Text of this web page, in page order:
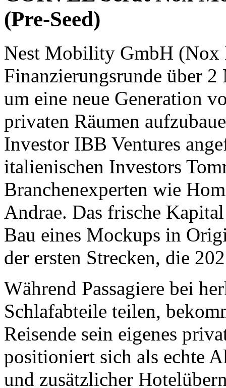
(Pre-Seed)
Nest Mobility GmbH (Nox
Finanzierungsrunde über
um eine neue Generation
privaten Räumen
Investor IBB Ventures
italienischen Investors
Branchenexperten wie
Andrae. Das frische
Bau eines Mockups in
der ersten Strecken, die
Während Passagiere bei
Schlafabteile teilen,
Reisende sein eigenes
positioniert sich als echte
und zusätzlicher